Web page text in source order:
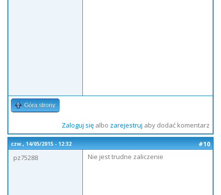
Góra strony
Zaloguj sięalbo zarejestruj aby dodać komentarz
czw., 14/05/2015 - 12:32
#10
pz75288
Nie jest trudne zaliczenie